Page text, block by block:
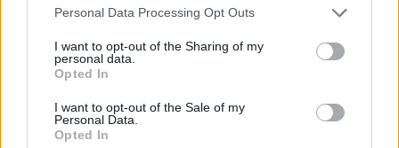
Please note that this website/app uses one or more Google
not limited to your visit or usage behaviour. You may click to
grant or deny consent to Google and its third-party tags to
use your data for below specified purposes in below Google
consent section.
Personal Data Processing Opt Outs
I want to opt-out of the Sharing of my
personal data.
Opted In
I want to opt-out of the Sale of my
Personal Data.
Opted In
Xavi ha comentado que no volverá a jugar «hasta que esté
al 100%». El internacional español es duda para el partido
ante el Bayern de Champions.
Betis: Pezzella, recuperado
Germán Pezzella está recuperado de sus molestias